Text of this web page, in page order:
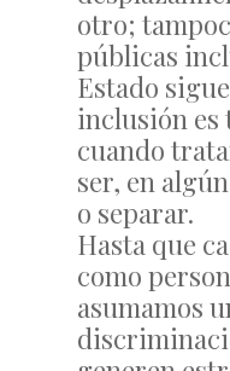
otro;
públicas
Estado
inclusión
cuando
ser, en
o separar.
Hasta que
como
asumamos